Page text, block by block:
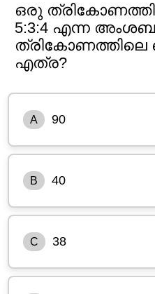
ഒരു
5:3:4 എന്ന
എത്ര?
A 90
B 40
C 38